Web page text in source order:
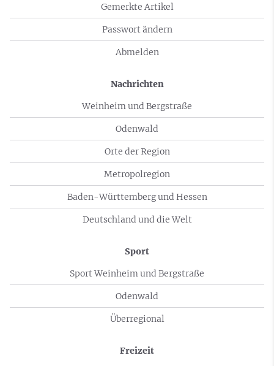
Gemerkte Artikel
Passwort ändern
Abmelden
Nachrichten
Weinheim und Bergstraße
Odenwald
Orte der Region
Metropolregion
Baden-Württemberg und Hessen
Deutschland und die Welt
Sport
Sport Weinheim und Bergstraße
Odenwald
Überregional
Freizeit